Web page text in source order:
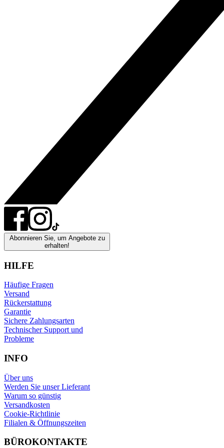
Abonnieren Sie, um Angebote zu
erhalten!
HILFE
Häufige Fragen
Versand
Rückerstattung
Garantie
Sichere Zahlungsarten
Technischer Support und
Probleme
INFO
Über uns
Werden Sie unser Lieferant
Warum so günstig
Versandkosten
Cookie-Richtlinie
Filialen & Öffnungszeiten
BÜROKONTAKTE